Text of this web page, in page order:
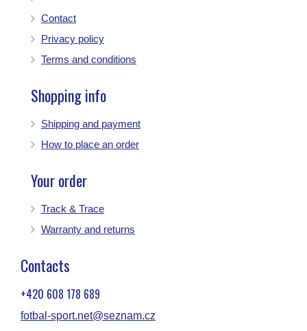
Contact
Privacy policy
Terms and conditions
Shopping info
Shipping and payment
How to place an order
Your order
Track & Trace
Warranty and returns
Contacts
+420 608 178 689
fotbal-sport.net@seznam.cz